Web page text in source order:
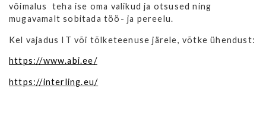
võimalus teha ise oma valikud ja otsused ning
mugavamalt sobitada töö- ja pereelu.
Kel vajadus IT või tõlketeenuse järele, võtke ühendust:
https://www.abi.ee/
https://interling.eu/